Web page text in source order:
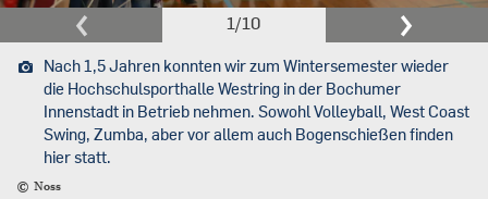
1/10
Nach 1,5 Jahren konnten wir zum Wintersemester wieder
die Hochschulsporthalle Westring in der Bochumer
Innenstadt in Betrieb nehmen. Sowohl Volleyball, West Coast
Swing, Zumba, aber vor allem auch Bogenschießen finden
hier statt.
Noss